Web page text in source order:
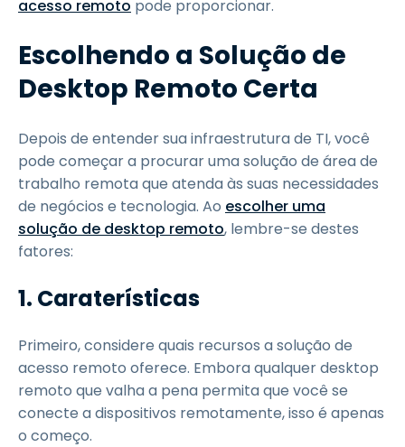
acesso remoto pode proporcionar.
Escolhendo a Solução de
Desktop Remoto Certa
Depois de entender sua infraestrutura de TI, você
pode começar a procurar uma solução de área de
trabalho remota que atenda às suas necessidades
de negócios e tecnologia. Ao escolher uma
solução de desktop remoto, lembre-se destes
fatores:
1. Caraterísticas
Primeiro, considere quais recursos a solução de
acesso remoto oferece. Embora qualquer desktop
remoto que valha a pena permita que você se
conecte a dispositivos remotamente, isso é apenas
o começo.